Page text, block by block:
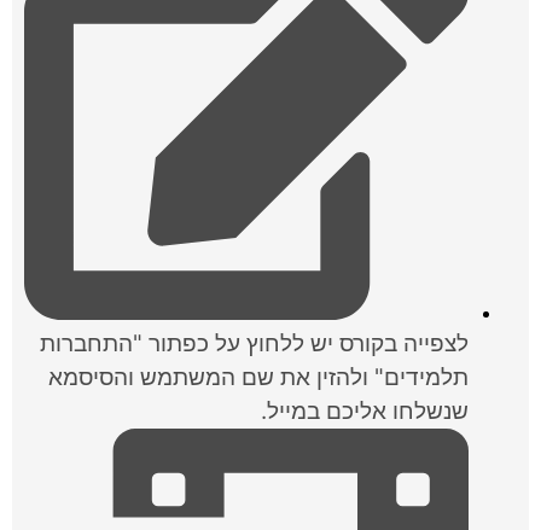
לצפייה בקורס יש ללחוץ על כפתור "התחברות
תלמידים" ולהזין את שם המשתמש והסיסמא
שנשלחו אליכם במייל.